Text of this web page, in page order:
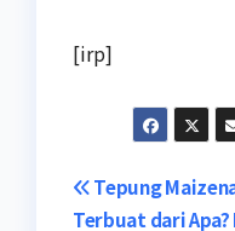
[irp]
Navigasi
Tepung
Terbuat dari Apa?